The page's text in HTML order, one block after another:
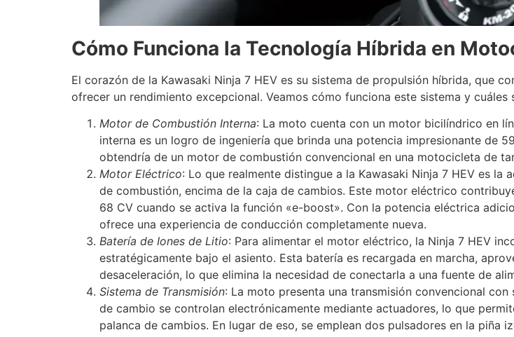
Cómo Funciona la Tecnología Híbrida en
El corazón de la Kawasaki Ninja 7 HEV es su sistema de propulsión híbrida, que
ofrecer un rendimiento excepcional. Veamos cómo funciona este sistema y cuáles
Motor de Combustión Interna: La moto cuenta con un motor bicilíndrico en
interna es un logro de ingeniería que brinda una potencia impresionante de
obtendría de un motor de combustión convencional en una motocicleta de
Motor Eléctrico: Lo que realmente distingue a la Kawasaki Ninja 7 HEV es
de combustión, encima de la caja de cambios. Este motor eléctrico
68 CV cuando se activa la función «e-boost». Con la potencia eléctrica
ofrece una experiencia de conducción completamente nueva.
Batería de Iones de Litio: Para alimentar el motor eléctrico, la Ninja 7 HEV
estratégicamente bajo el asiento. Esta batería es recargada en marcha,
desaceleración, lo que elimina la necesidad de conectarla a una fuente de
Sistema de Transmisión: La moto presenta una transmisión convencional
de cambio se controlan electrónicamente mediante actuadores, lo que
palanca de cambios. En lugar de eso, se emplean dos pulsadores en la piña